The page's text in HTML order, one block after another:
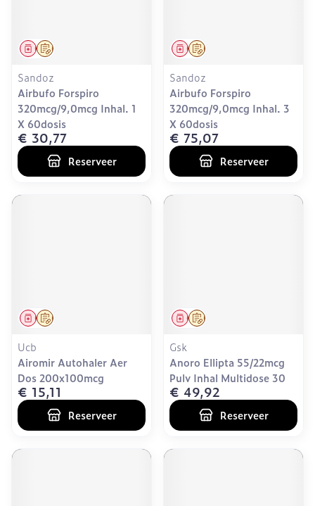
Op voorschrift
Geneesmiddel
Sandoz
Airbufo Forspiro
320mcg/9,0mcg Inhal. 1
X 60dosis
€ 30,77
Reserveer
Op voorschrift
Geneesmiddel
Sandoz
Airbufo Forspiro
320mcg/9,0mcg Inhal. 3
X 60dosis
€ 75,07
Reserveer
Op voorschrift
Geneesmiddel
Ucb
Airomir Autohaler Aer
Dos 200x100mcg
€ 15,11
Reserveer
Op voorschrift
Geneesmiddel
Gsk
Anoro Ellipta 55/22mcg
Pulv Inhal Multidose 30
€ 49,92
Reserveer